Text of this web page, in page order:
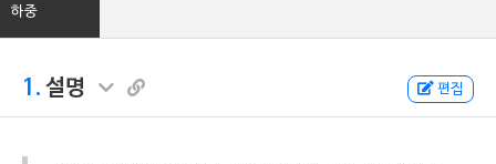
하중
1. 설명 편집